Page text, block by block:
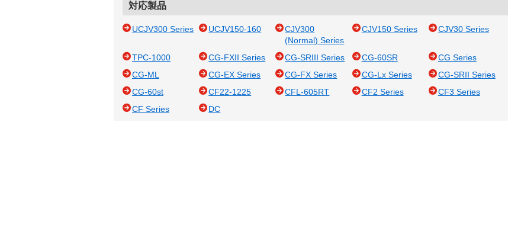
対応製品
UCJV300 Series UCJV150-160
CJV300
(Normal) Series
CJV150 Series CJV30 Series
TPC-1000 CG-FXII Series CG-SRIII Series CG-60SR
CG Series
CG-ML
CG-EX Series CG-FX Series CG-Lx Series
CG-SRII Series
CG-60st
CF22-1225 CFL-605RT CF2 Series
CF3 Series
CF Series
DC